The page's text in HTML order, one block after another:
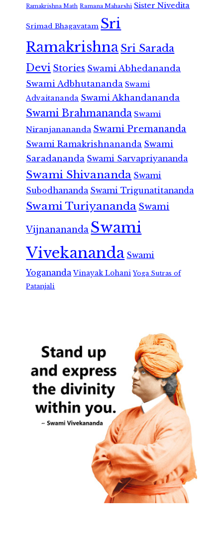
Ramakrishna Math Ramana Maharshi Sister Nivedita
Srimad Bhagavatam Sri
RamakrishnaSri Sarada
Devi Stories Swami Abhedananda
Swami Adbhutananda Swami
Advaitananda Swami Akhandananda
Swami Brahmananda Swami
Niranjanananda Swami Premananda
Swami Ramakrishnananda Swami
Saradananda Swami Sarvapriyananda
Swami Shivananda Swami
Subodhananda Swami Trigunatitananda
Swami Turiyananda Swami
Vijnanananda Swami
Vivekananda Swami
Yogananda Vinayak Lohani Yoga Sutras of
Patanjali